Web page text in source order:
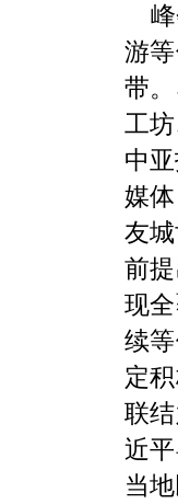
游
带
工
中
媒
友
前
现
续
定
联
近
当